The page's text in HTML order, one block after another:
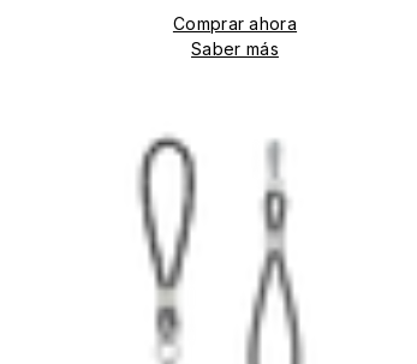
Comprar ahora
Saber más